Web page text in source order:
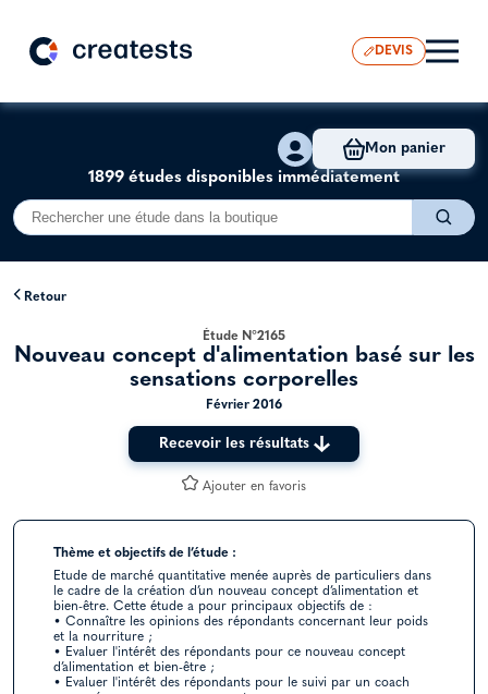
DEVIS
1899 études disponibles immédiatement
Mon panier
Retour
Étude N°2165
Nouveau concept d'alimentation basé sur les
sensations corporelles
Février 2016
Recevoir les résultats
Ajouter en favoris
Thème et objectifs de l’étude :
Etude de marché quantitative menée auprès de particuliers dans
le cadre de la création d’un nouveau concept d’alimentation et
bien-être. Cette étude a pour principaux objectifs de :
• Connaître les opinions des répondants concernant leur poids
et la nourriture ;
• Evaluer l'intérêt des répondants pour ce nouveau concept
d’alimentation et bien-être ;
• Evaluer l'intérêt des répondants pour le suivi par un coach